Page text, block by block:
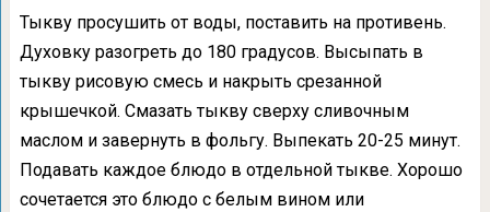
Тыкву просушить от воды, поставить на противень.
Духовку разогреть до 180 градусов. Высыпать в
тыкву рисовую смесь и накрыть срезанной
крышечкой. Смазать тыкву сверху сливочным
маслом и завернуть в фольгу. Выпекать 20-25 минут.
Подавать каждое блюдо в отдельной тыкве. Хорошо
сочетается это блюдо с белым вином или